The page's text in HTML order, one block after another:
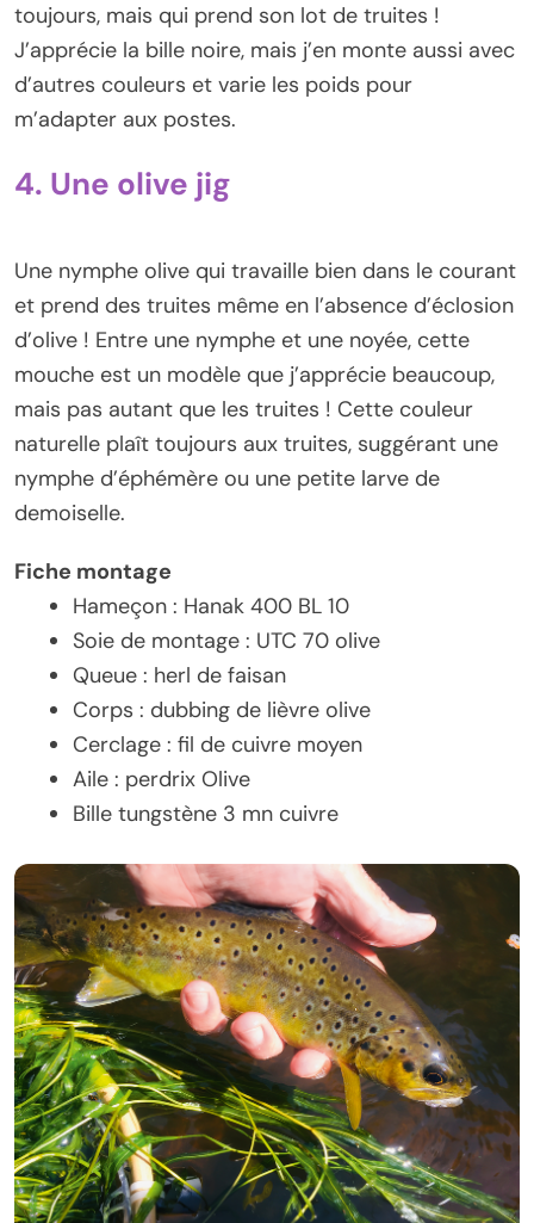
toujours, mais qui prend son lot de truites !
J’apprécie la bille noire, mais j’en monte aussi avec
d’autres couleurs et varie les poids pour
m’adapter aux postes.
4. Une olive jig
Une nymphe olive qui travaille bien dans le courant
et prend des truites même en l’absence d’éclosion
d’olive ! Entre une nymphe et une noyée, cette
mouche est un modèle que j’apprécie beaucoup,
mais pas autant que les truites ! Cette couleur
naturelle plaît toujours aux truites, suggérant une
nymphe d’éphémère ou une petite larve de
demoiselle.
Fiche montage
Hameçon : Hanak 400 BL 10
Soie de montage : UTC 70 olive
Queue : herl de faisan
Corps : dubbing de lièvre olive
Cerclage : fil de cuivre moyen
Aile : perdrix Olive
Bille tungstène 3 mn cuivre